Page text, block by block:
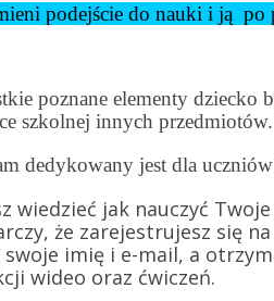
podejście do nauki i ją po
poznane elementy dziecko
szkolnej innych przedmiotów.
dedykowany jest dla
wiedzieć jak nauczyć
że zarejestrujesz się
swoje imię i e-mail, a
wideo oraz ćwiczeń.